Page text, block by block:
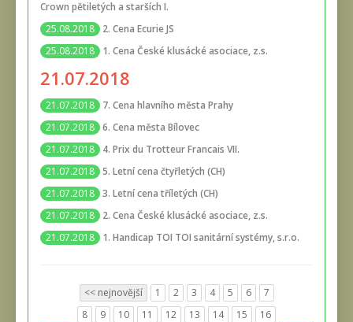
Crown pětiletých a starších I.
25.08.2018
2. Cena Ecurie JS
25.08.2018
1. Cena České klusácké asociace, z.s.
21.07.2018
21.07.2018
7. Cena hlavního města Prahy
21.07.2018 6. Cena města Bílovec
21.07.2018
4. Prix du Trotteur Francais VII.
21.07.2018 5. Letní cena čtyřletých (CH)
21.07.2018 3. Letní cena tříletých (CH)
21.07.2018
2. Cena České klusácké asociace, z.s.
21.07.2018
1. Handicap TOI TOI sanitární systémy, s.r.o.
<< nejnovější 1 2 3 4 5 6
7
8
9 10 11 12 13 14 15
16